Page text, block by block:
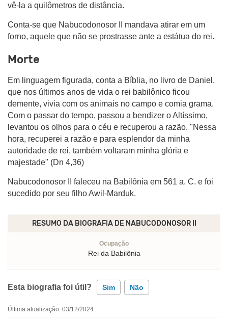
vê-la a quilômetros de distância.
Conta-se que Nabucodonosor II mandava atirar em um
forno, aquele que não se prostrasse ante a estátua do rei.
Morte
Em linguagem figurada, conta a Bíblia, no livro de Daniel,
que nos últimos anos de vida o rei babilônico ficou
demente, vivia com os animais no campo e comia grama.
Com o passar do tempo, passou a bendizer o Altíssimo,
levantou os olhos para o céu e recuperou a razão. "Nessa
hora, recuperei a razão e para esplendor da minha
autoridade de rei, também voltaram minha glória e
majestade" (Dn 4,36)
Nabucodonosor II faleceu na Babilônia em 561 a. C. e foi
sucedido por seu filho Awil-Marduk.
RESUMO DA BIOGRAFIA DE NABUCODONOSOR II
Ocupação
Rei da Babilônia
Esta biografia foi útil? Sim Não
Última atualização: 03/12/2024